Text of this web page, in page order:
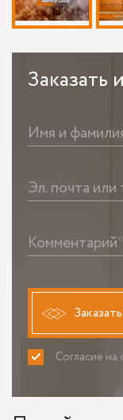
Заказать
Имя и
Эл. почта
Комментарий*
Согласие